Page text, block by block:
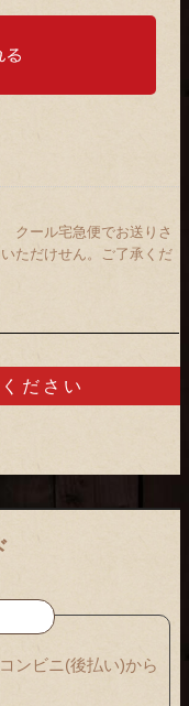
クール宅急便でお送りさ
ただけせん。ご了承くだ
ださい
ンビニ(後払い)から